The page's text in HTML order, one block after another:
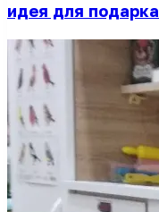
идея для подарка